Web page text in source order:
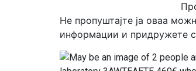
Не пропуштајте ја оваа
информации и придружете